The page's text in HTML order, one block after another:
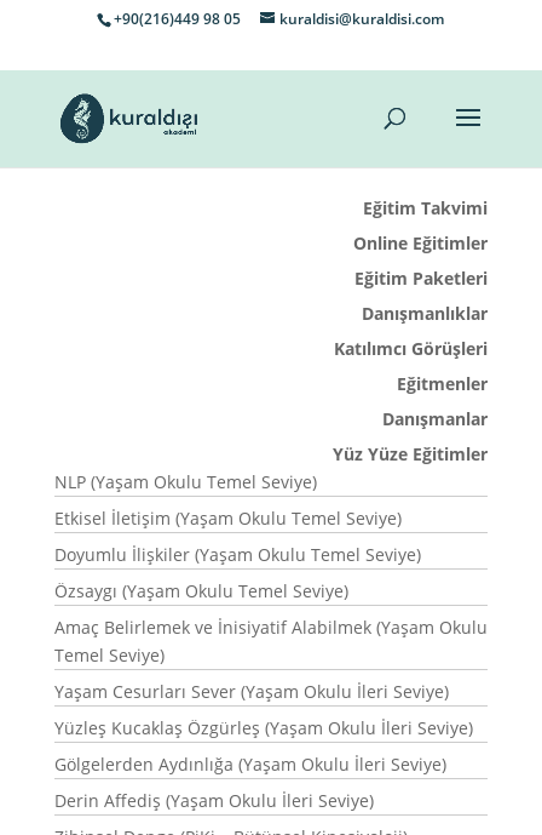
+90(216)449 98 05 kuraldisi@kuraldisi.com
Eğitim Takvimi
Online Eğitimler
Eğitim Paketleri
Danışmanlıklar
Katılımcı Görüşleri
Eğitmenler
Danışmanlar
Yüz Yüze Eğitimler
NLP (Yaşam Okulu Temel Seviye)
Etkisel İletişim (Yaşam Okulu Temel Seviye)
Doyumlu İlişkiler (Yaşam Okulu Temel Seviye)
Özsaygı (Yaşam Okulu Temel Seviye)
Amaç Belirlemek ve İnisiyatif Alabilmek (Yaşam Okulu
Temel Seviye)
Yaşam Cesurları Sever (Yaşam Okulu İleri Seviye)
Yüzleş Kucaklaş Özgürleş (Yaşam Okulu İleri Seviye)
Gölgelerden Aydınlığa (Yaşam Okulu İleri Seviye)
Derin Affediş (Yaşam Okulu İleri Seviye)